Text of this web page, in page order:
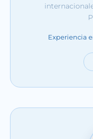
Experiencia